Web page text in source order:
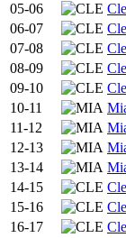
05-06
06-07
07-08
08-09
09-10
10-11
11-12
12-13
13-14
14-15
15-16
16-17